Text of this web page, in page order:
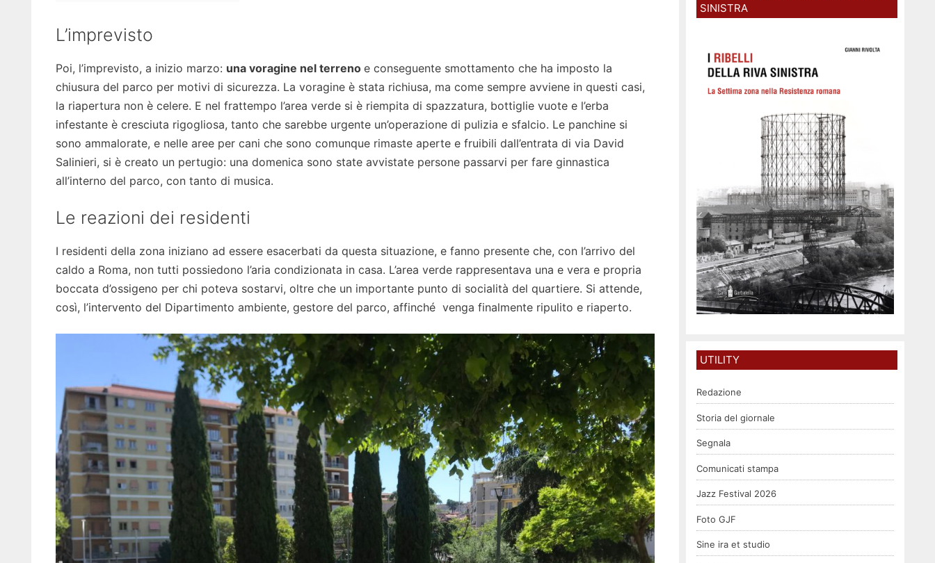
L’imprevisto
Poi, l’imprevisto, a inizio marzo: una voragine nel terreno e conseguente smottamento che ha imposto la
chiusura del parco per motivi di sicurezza. La voragine è stata richiusa, ma come sempre avviene in questi casi,
la riapertura non è celere. E nel frattempo l’area verde si è riempita di spazzatura, bottiglie vuote e l’erba
infestante è cresciuta rigogliosa, tanto che sarebbe urgente un’operazione di pulizia e sfalcio. Le panchine si
sono ammalorate, e nelle aree per cani che sono comunque rimaste aperte e fruibili dall’entrata di via David
Salinieri, si è creato un pertugio: una domenica sono state avvistate persone passarvi per fare ginnastica
all’interno del parco, con tanto di musica.
Le reazioni dei residenti
I residenti della zona iniziano ad essere esacerbati da questa situazione, e fanno presente che, con l’arrivo del
caldo a Roma, non tutti possiedono l’aria condizionata in casa. L’area verde rappresentava una e vera e propria
boccata d’ossigeno per chi poteva sostarvi, oltre che un importante punto di socialità del quartiere. Si attende,
così, l’intervento del Dipartimento ambiente, gestore del parco, affinché venga finalmente ripulito e riaperto.
SINISTRA
UTILITY
Redazione
Storia del giornale
Segnala
Comunicati stampa
Jazz Festival 2026
Foto GJF
Sine ira et studio